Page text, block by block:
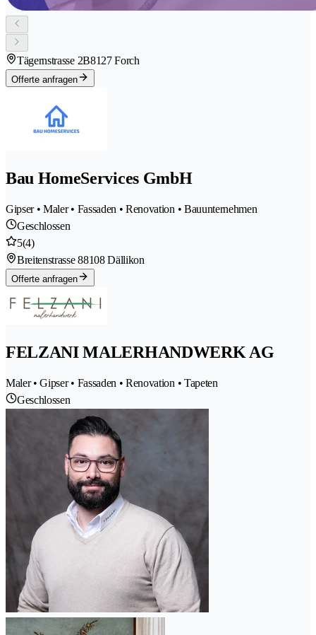
Tägernstrasse 2B8127 Forch
Offerte anfragen
Bau HomeServices GmbH
Gipser • Maler • Fassaden • Renovation • Bauunternehmen
Geschlossen
5(4)
Breitenstrasse 88108 Dällikon
Offerte anfragen
FELZANI MALERHANDWERK AG
Maler • Gipser • Fassaden • Renovation • Tapeten
Geschlossen